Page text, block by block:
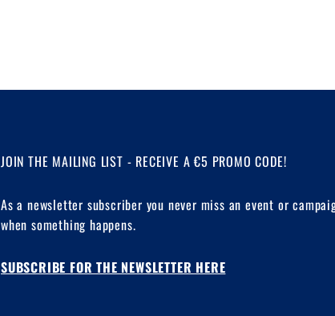
JOIN THE MAILING LIST - RECEIVE A €5 PROMO CODE!
As a newsletter subscriber you never miss an event or
when something happens.
SUBSCRIBE FOR THE NEWSLETTER HERE